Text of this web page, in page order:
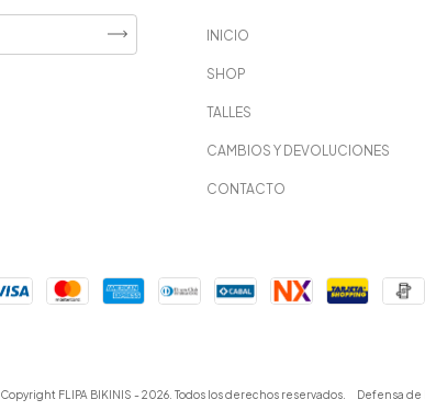
INICIO
SHOP
TALLES
CAMBIOS Y DEVOLUCIONES
CONTACTO
Copyright FLIPA BIKINIS - 2026. Todos los derechos reservados. Defensa de